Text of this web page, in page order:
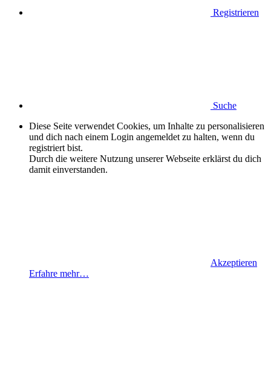
Registrieren
Suche
Diese Seite verwendet Cookies, um Inhalte zu personalisieren
und dich nach einem Login angemeldet zu halten, wenn du
registriert bist.
Durch die weitere Nutzung unserer Webseite erklärst du dich
damit einverstanden.
Akzeptieren
Erfahre mehr…